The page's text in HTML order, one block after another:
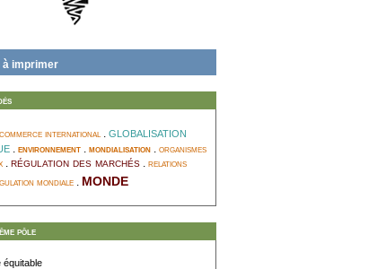
à imprimer
commerce international . globalisation
. environnement . mondialisation . organismes
. régulation des marchés . relations
mondiale . monde
pôle
équitable